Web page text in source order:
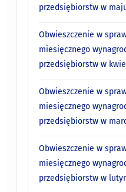
przedsiębiorstw w
Obwieszczenie w
miesięcznego
przedsiębiorstw w
Obwieszczenie w
miesięcznego
przedsiębiorstw w
Obwieszczenie w
miesięcznego
przedsiębiorstw w